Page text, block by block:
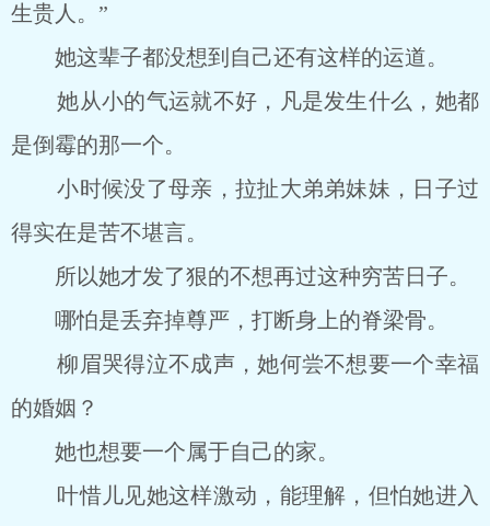
生贵人。”
她这辈子都没想到自己还有这样的运道。
她从小的气运就不好，凡是发生什么，她都
是倒霉的那一个。
小时候没了母亲，拉扯大弟弟妹妹，日子过
得实在是苦不堪言。
所以她才发了狠的不想再过这种穷苦日子。
哪怕是丢弃掉尊严，打断身上的脊梁骨。
柳眉哭得泣不成声，她何尝不想要一个幸福
的婚姻？
她也想要一个属于自己的家。
叶惜儿见她这样激动，能理解，但怕她进入